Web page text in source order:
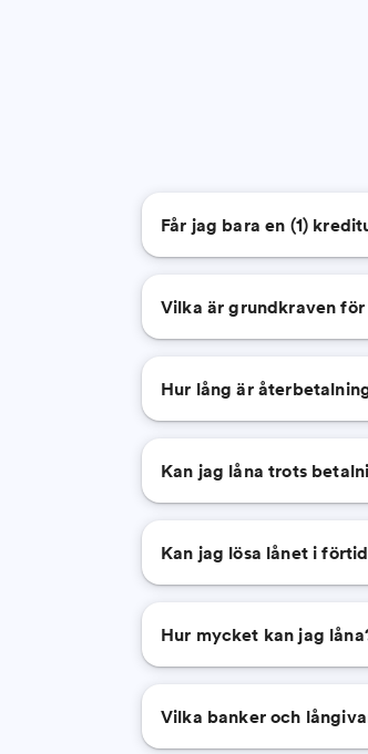
Får jag bara en (1)
Vilka är grundkraven
Hur lång är
Kan jag låna trots
Kan jag lösa lånet i
Hur mycket kan jag
Vilka banker och